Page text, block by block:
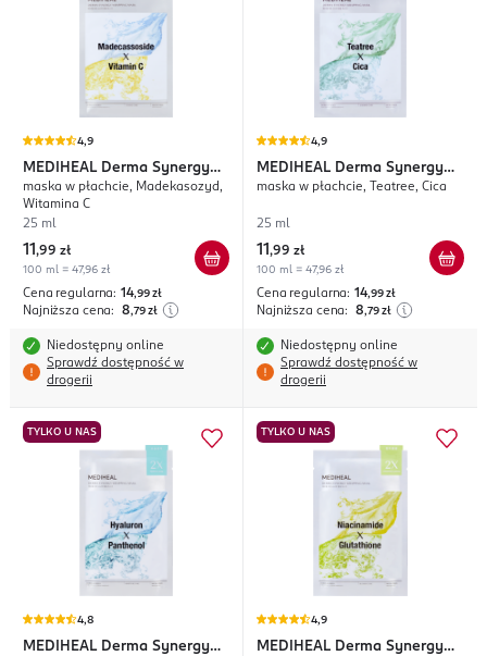
4,9
MEDIHEAL Derma Synergy
Wrapping
maska w płachcie, Madekasozyd,
Witamina C
25 ml
11 ,99 zł
100 ml = 47,96 zł
Cena regularna: 14,99 zł
Najniższa cena: 8,79 zł
Niedostępny online
Sprawdź dostępność w
drogerii
4,9
MEDIHEAL Derma Synergy
Wrapping
maska w płachcie, Teatree, Cica
25 ml
11 ,99 zł
100 ml = 47,96 zł
Cena regularna: 14,99 zł
Najniższa cena: 8,79 zł
Niedostępny online
Sprawdź dostępność w
drogerii
TYLKO U NAS
4,8
MEDIHEAL Derma Synergy
TYLKO U NAS
4,9
MEDIHEAL Derma Synergy